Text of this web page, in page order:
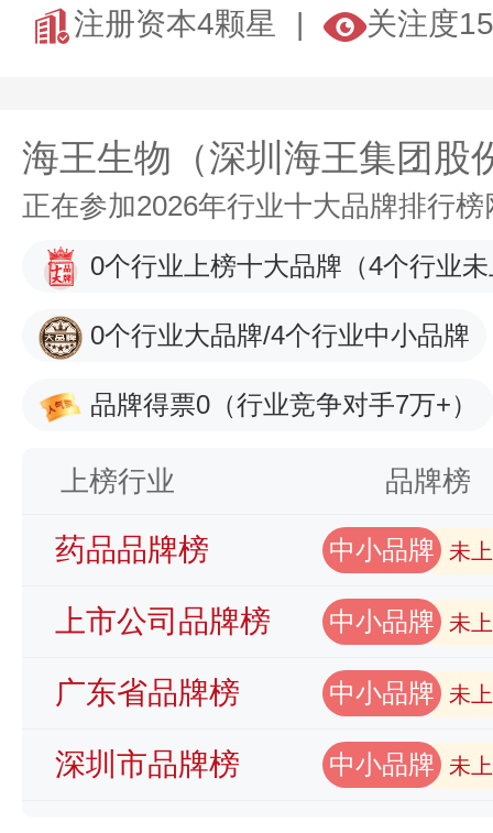
注册资本4颗星
关注度
海王生物（深圳海王集团股
正在参加2026年行业十大品牌排行
0个行业上榜十大品牌 （4个行业
0个行业大品牌/4个行业中小品牌
品牌得票0 （行业竞争对手7万+）
上榜行业 品牌榜
药品品牌榜 中小品牌 未
上市公司品牌榜 中小品牌 未
广东省品牌榜 中小品牌 未
深圳市品牌榜 中小品牌 未